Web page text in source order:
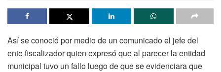
Así se conoció por medio de un comunicado el jefe del
ente fiscalizador quien expresó que al parecer la entidad
municipal tuvo un fallo luego de que se evidenciara que